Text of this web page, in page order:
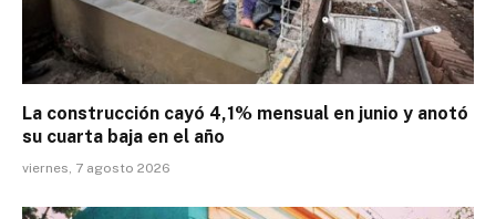
La construcción cayó 4,1% mensual en junio y anotó
su cuarta baja en el año
viernes, 7 agosto 2026